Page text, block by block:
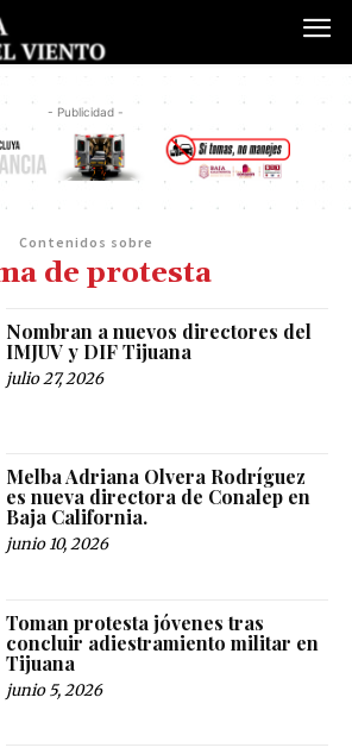
- Publicidad -
Contenidos sobre
de protesta
Nombran a nuevos directores del
IMJUV y DIF Tijuana
julio 27, 2026
Melba Adriana Olvera Rodríguez
es nueva directora de Conalep en
Baja California.
junio 10, 2026
Toman protesta jóvenes tras
concluir adiestramiento militar en
Tijuana
junio 5, 2026